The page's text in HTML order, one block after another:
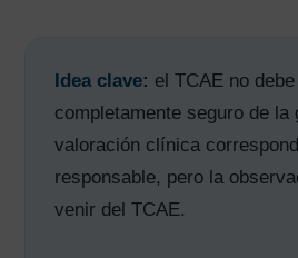
Idea clave: el TCAE no
completamente seguro de la
valoración clínica
responsable, pero la
venir del TCAE.